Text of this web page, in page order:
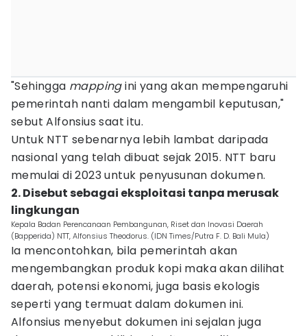
"Sehingga mappingini yang akan mempengaruhi
pemerintah nanti dalam mengambil keputusan,"
sebut Alfonsius saat itu.
Untuk NTT sebenarnya lebih lambat daripada
nasional yang telah dibuat sejak 2015. NTT baru
memulai di 2023 untuk penyusunan dokumen.
2. Disebut sebagai eksploitasi tanpa merusak
lingkungan
Kepala Badan Perencanaan Pembangunan, Riset dan Inovasi Daerah
(Bapperida) NTT, Alfonsius Theodorus. (IDN Times/Putra F. D. Bali Mula)
Ia mencontohkan, bila pemerintah akan
mengembangkan produk kopi maka akan dilihat
daerah, potensi ekonomi, juga basis ekologis
seperti yang termuat dalam dokumen ini.
Alfonsius menyebut dokumen ini sejalan juga